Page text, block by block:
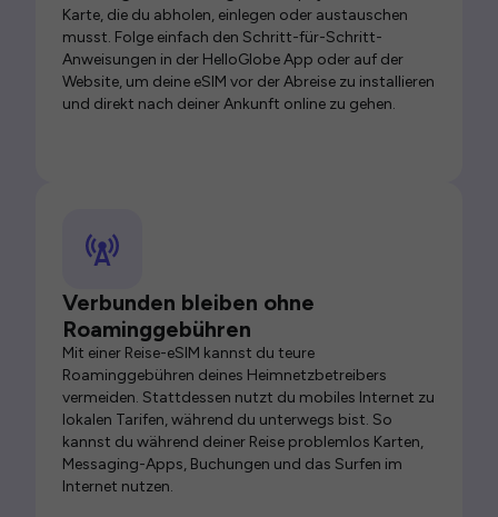
Karte, die du abholen, einlegen oder austauschen
musst. Folge einfach den Schritt-für-Schritt-
Anweisungen in der HelloGlobe App oder auf der
Website, um deine eSIM vor der Abreise zu installieren
und direkt nach deiner Ankunft online zu gehen.
Verbunden bleiben ohne
Roaminggebühren
Mit einer Reise-eSIM kannst du teure
Roaminggebühren deines Heimnetzbetreibers
vermeiden. Stattdessen nutzt du mobiles Internet zu
lokalen Tarifen, während du unterwegs bist. So
kannst du während deiner Reise problemlos Karten,
Messaging-Apps, Buchungen und das Surfen im
Internet nutzen.